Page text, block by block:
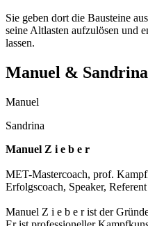
Sie geben dort die Bausteine
seine Altlasten aufzulösen und
lassen.
Manuel & Sandrina
Manuel
Sandrina
Manuel Z i e b e r
MET-Mastercoach, prof.
Erfolgscoach, Speaker, Referent
Manuel Z i e b e r ist der